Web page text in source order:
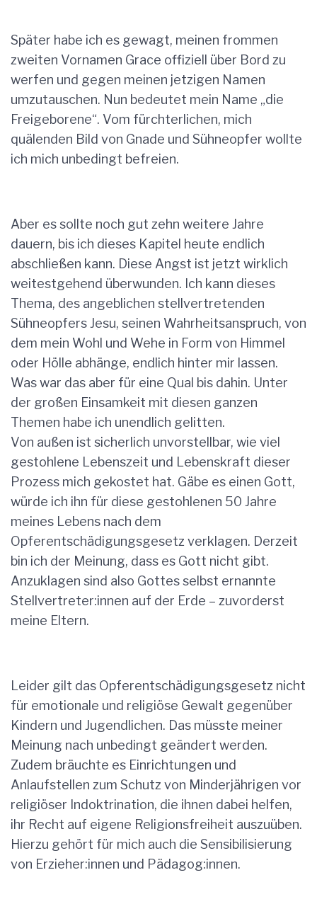
Später habe ich es gewagt, meinen frommen
zweiten Vornamen Grace offiziell über Bord zu
werfen und gegen meinen jetzigen Namen
umzutauschen. Nun bedeutet mein Name „die
Freigeborene“. Vom fürchterlichen, mich
quälenden Bild von Gnade und Sühneopfer wollte
ich mich unbedingt befreien.
Aber es sollte noch gut zehn weitere Jahre
dauern, bis ich dieses Kapitel heute endlich
abschließen kann. Diese Angst ist jetzt wirklich
weitestgehend überwunden. Ich kann dieses
Thema, des angeblichen stellvertretenden
Sühneopfers Jesu, seinen Wahrheitsanspruch, von
dem mein Wohl und Wehe in Form von Himmel
oder Hölle abhänge, endlich hinter mir lassen.
Was war das aber für eine Qual bis dahin. Unter
der großen Einsamkeit mit diesen ganzen
Themen habe ich unendlich gelitten.
Von außen ist sicherlich unvorstellbar, wie viel
gestohlene Lebenszeit und Lebenskraft dieser
Prozess mich gekostet hat. Gäbe es einen Gott,
würde ich ihn für diese gestohlenen 50 Jahre
meines Lebens nach dem
Opferentschädigungsgesetz verklagen. Derzeit
bin ich der Meinung, dass es Gott nicht gibt.
Anzuklagen sind also Gottes selbst ernannte
Stellvertreter:innen auf der Erde – zuvorderst
meine Eltern.
Leider gilt das Opferentschädigungsgesetz nicht
für emotionale und religiöse Gewalt gegenüber
Kindern und Jugendlichen. Das müsste meiner
Meinung nach unbedingt geändert werden.
Zudem bräuchte es Einrichtungen und
Anlaufstellen zum Schutz von Minderjährigen vor
religiöser Indoktrination, die ihnen dabei helfen,
ihr Recht auf eigene Religionsfreiheit auszuüben.
Hierzu gehört für mich auch die Sensibilisierung
von Erzieher:innen und Pädagog:innen.